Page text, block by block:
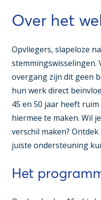
Over het
Opvliegers, slapeloze
stemmingswisselingen.
overgang zijn dit geen
hun werk direct
45 en 50 jaar heeft
hiermee te maken. Wil
verschil maken?
juiste ondersteuning
Het